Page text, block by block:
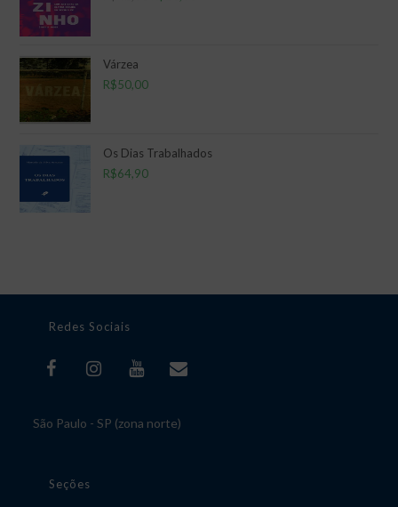
Várzea
R$50,00
Os Dias Trabalhados
R$64,90
Redes Sociais
São Paulo - SP (zona norte)
Seções